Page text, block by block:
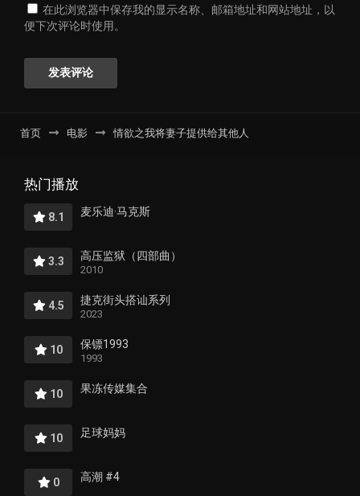
在此浏览器中保存我的显示名称、邮箱地址和网站地址，以
便下次评论时使用。
首页 电影 情欲之我将妻子提供给其他人
热门播放
8.1 麦乐迪·马克斯
3.3 高压监狱（四部曲）
2010
4.5 捷克街头搭讪系列
2023
10 保镖1993
1993
10 果冻传媒集合
10 足球妈妈
0 高潮 #4